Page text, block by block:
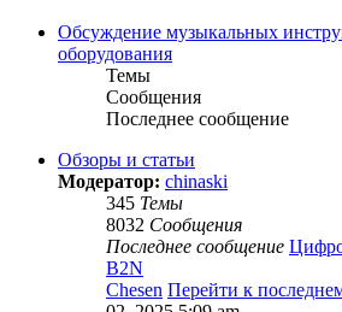
Обсуждение музыкальных
оборудования
Темы
Сообщения
Последнее сообщение
Обзоры и статьи
Модератор: chinaski
345 Темы
8032 Сообщения
Последнее сообщение
B2N
Chesen Перейти к